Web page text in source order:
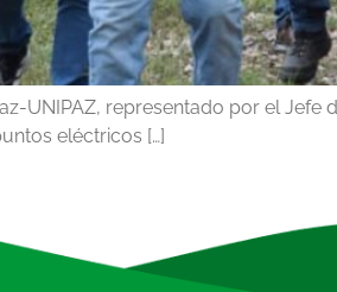
UNIPAZ, representado por el
eléctricos […]